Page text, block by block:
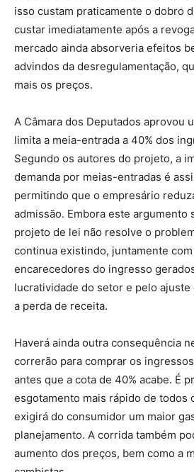
isso custam praticamente o dobro
custar imediatamente após a
mercado ainda absorveria efeitos
advindos da desregulamentação,
mais os preços.
A Câmara dos Deputados aprovou
limita a meia-entrada a 40% dos
Segundo os autores do projeto, a
demanda por meias-entradas é
permitindo que o empresário
admissão. Embora este argumento
projeto de lei não resolve o
continua existindo, juntamente
encarecedores do ingresso
lucratividade do setor e pelo
a perda de receita.
Haverá ainda outra consequência
correrão para comprar os
antes que a cota de 40% acabe. É
esgotamento mais rápido de todos
exigirá do consumidor um maior
planejamento. A corrida também
aumento dos preços, bem como a